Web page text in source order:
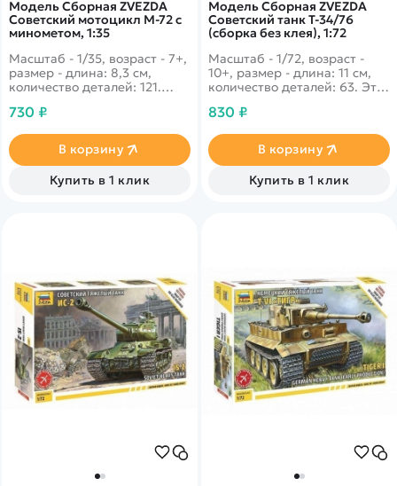
Модель Сборная ZVEZDA
Советский мотоцикл М-72 с
минометом, 1:35
Масштаб - 1/35, возраст - 7+,
размер - длина: 8,3 см,
количество деталей: 121.
модификации с миномётом
настоящий ужас у врагов
нашей армии. Великолепная
детализация!
730 ₽
В корзину
Купить в 1 клик
Модель Сборная ZVEZDA
Советский танк Т-34/76
(сборка без клея), 1:72
Масштаб - 1/72, возраст -
10+, размер - длина: 11 см,
количество деталей: 63. Этот
представлении.
огневой мощью надолго
оставил свой след в истории
в годы Великой
Отечественной.
830 ₽
В корзину
Купить в 1 клик